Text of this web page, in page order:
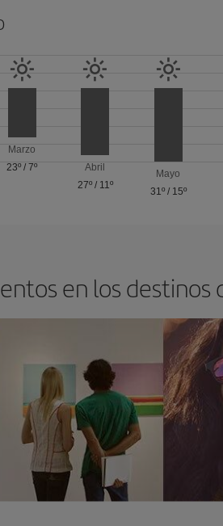
Marzo
23º /7º
Abril
27º/ 11º
Mayo
31º/ 15º
en los destinos